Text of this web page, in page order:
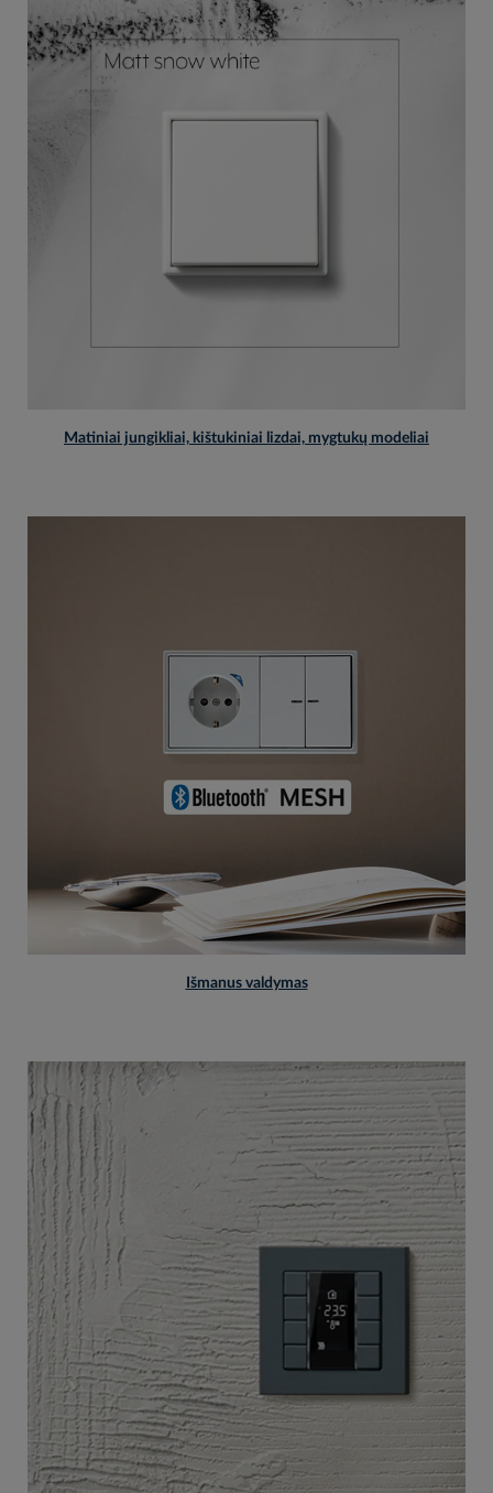
Matiniai jungikliai, kištukiniai lizdai, mygtukų modeliai
Išmanus valdymas